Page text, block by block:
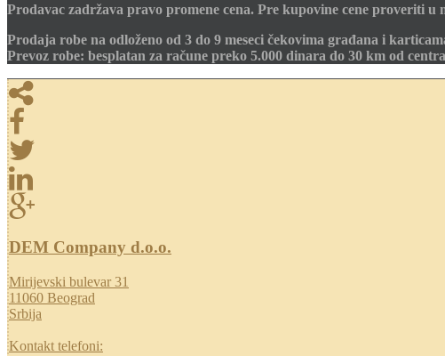
Prodavac zadržava pravo promene cena. Pre kupovine cene proveriti
Prodaja robe na odloženo od 3 do 9 meseci čekovima građana i
Prevoz robe: besplatan za račune preko 5.000 dinara do 30 km od
DEM Company d.o.o.
Mirijevski bulevar 31
11060 Beograd
Srbija
Kontakt telefoni: